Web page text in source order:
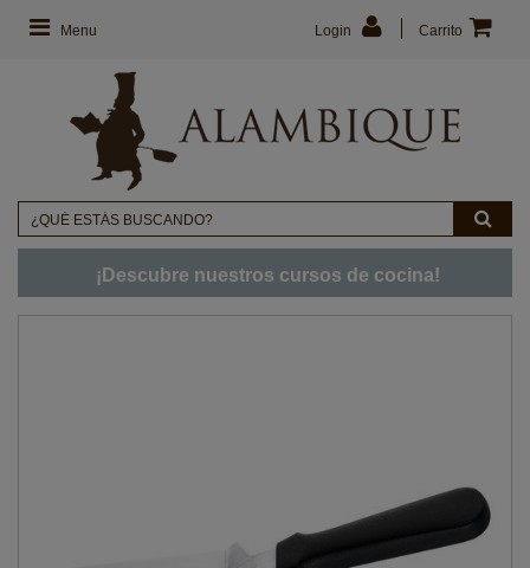
Menu Carrito
Login
¡Descubre nuestros cursos de cocina!